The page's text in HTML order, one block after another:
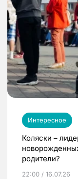
Интересное
Коляски –
родители?
22:00 / 16.07.26